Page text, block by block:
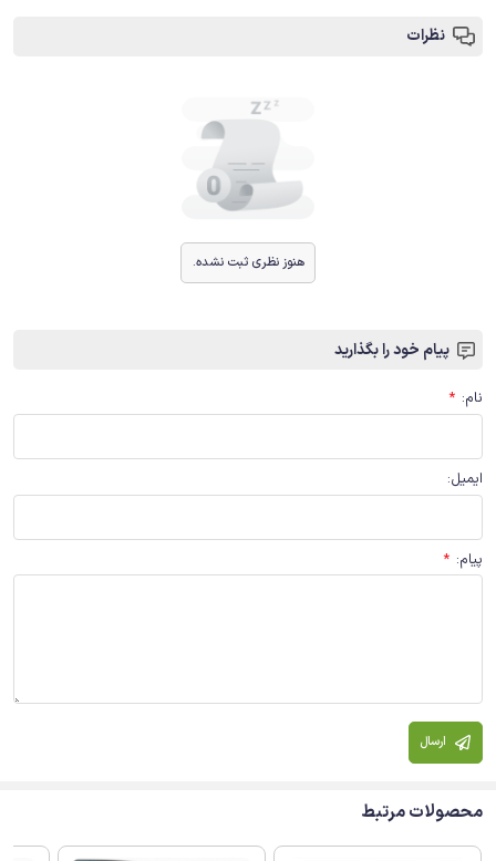
نظرات
هنوز نظری ثبت نشده.
پیام خود را بگذارید
نام:
*
ایمیل:
پیام:
*
ارسال
محصولات مرتبط